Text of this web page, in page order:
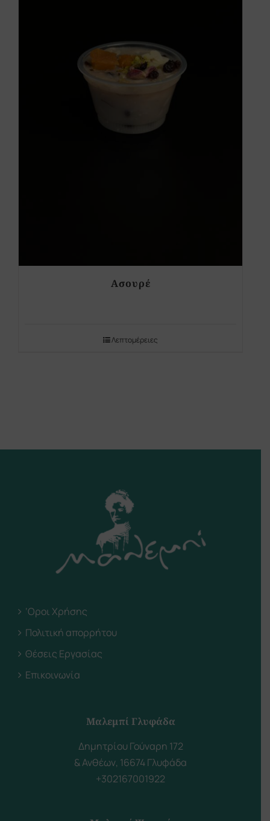
Ασουρέ
Λεπτομέρειες
‘Οροι Χρήσης
Πολιτική απορρήτου
Θέσεις Εργασίας
Επικοινωνία
Μαλεμπί Γλυφάδα
Δημητρίου Γούναρη 172
& Ανθέων, 16674 Γλυφάδα
+302167001922